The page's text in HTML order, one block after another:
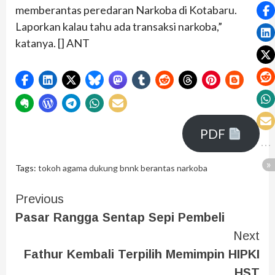
memberantas peredaran Narkoba di Kotabaru.
Laporkan kalau tahu ada transaksi narkoba,”
katanya. [] ANT
PDF
Tags: tokoh agama dukung bnnk berantas narkoba
Previous
Pasar Rangga Sentap Sepi Pembeli
Next
Fathur Kembali Terpilih Memimpin HIPKI